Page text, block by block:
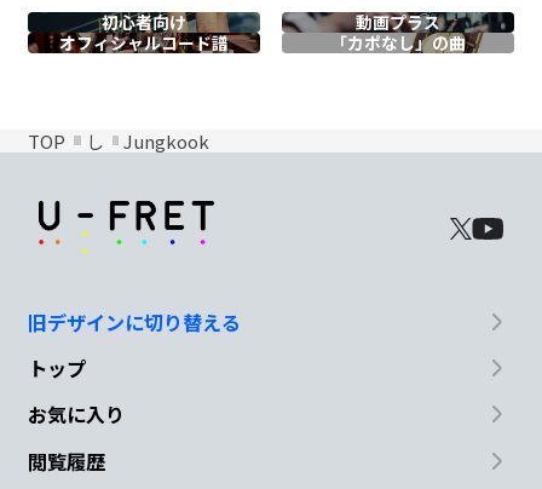
初心者向け
動画プラス
オフィシャルコード譜 「カポなし」の曲
TOP し Jungkook
旧デザインに切り替える
トップ
お気に入り
閲覧履歴